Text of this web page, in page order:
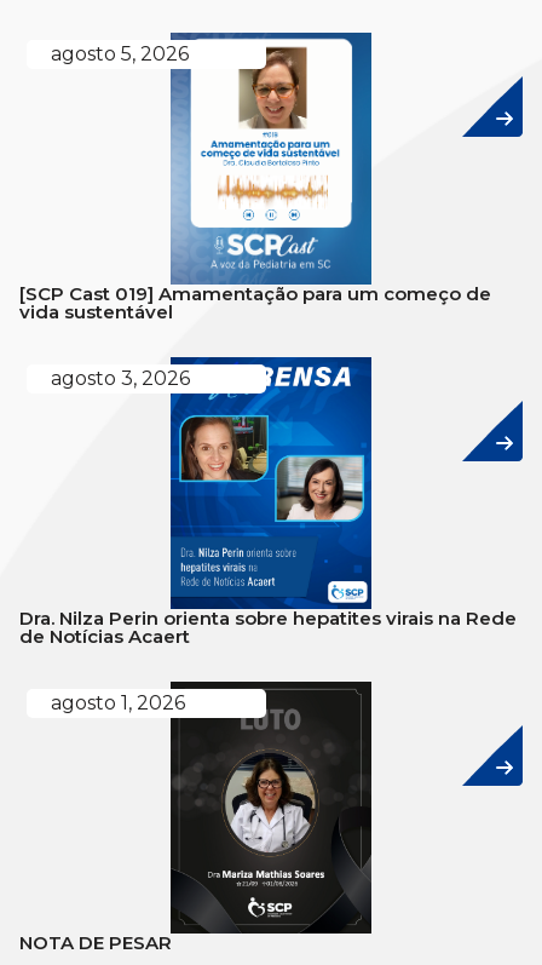
agosto 5, 2026
[SCP Cast 019] Amamentação para um começo de
vida sustentável
agosto 3, 2026
Dra. Nilza Perin orienta sobre hepatites virais na Rede
de Notícias Acaert
agosto 1, 2026
NOTA DE PESAR